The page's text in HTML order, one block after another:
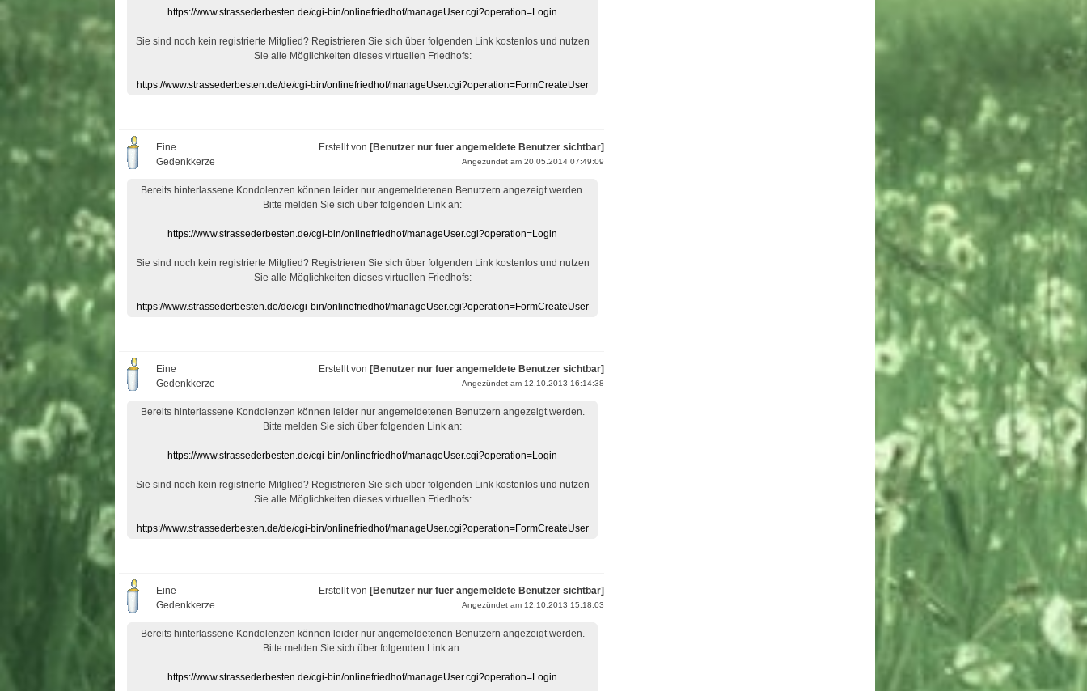
https://www.strassederbesten.de/cgi-bin/onlinefriedhof/manageUser.cgi?operation=Login
Sie sind noch kein registrierte Mitglied? Registrieren Sie sich über folgenden Link kostenlos und nutzen
Sie alle Möglichkeiten dieses virtuellen Friedhofs:
https://www.strassederbesten.de/de/cgi-bin/onlinefriedhof/manageUser.cgi?operation=FormCreateUser
Eine
Gedenkkerze
Erstellt von [Benutzer nur fuer angemeldete Benutzer sichtbar]
Angezündet am 20.05.2014 07:49:09
Bereits hinterlassene Kondolenzen können leider nur angemeldetenen Benutzern angezeigt werden.
Bitte melden Sie sich über folgenden Link an:
https://www.strassederbesten.de/cgi-bin/onlinefriedhof/manageUser.cgi?operation=Login
Sie sind noch kein registrierte Mitglied? Registrieren Sie sich über folgenden Link kostenlos und nutzen
Sie alle Möglichkeiten dieses virtuellen Friedhofs:
https://www.strassederbesten.de/de/cgi-bin/onlinefriedhof/manageUser.cgi?operation=FormCreateUser
Eine
Gedenkkerze
Erstellt von [Benutzer nur fuer angemeldete Benutzer sichtbar]
Angezündet am 12.10.2013 16:14:38
Bereits hinterlassene Kondolenzen können leider nur angemeldetenen Benutzern angezeigt werden.
Bitte melden Sie sich über folgenden Link an:
https://www.strassederbesten.de/cgi-bin/onlinefriedhof/manageUser.cgi?operation=Login
Sie sind noch kein registrierte Mitglied? Registrieren Sie sich über folgenden Link kostenlos und nutzen
Sie alle Möglichkeiten dieses virtuellen Friedhofs:
https://www.strassederbesten.de/de/cgi-bin/onlinefriedhof/manageUser.cgi?operation=FormCreateUser
Eine
Gedenkkerze
Erstellt von [Benutzer nur fuer angemeldete Benutzer sichtbar]
Angezündet am 12.10.2013 15:18:03
Bereits hinterlassene Kondolenzen können leider nur angemeldetenen Benutzern angezeigt werden.
Bitte melden Sie sich über folgenden Link an:
https://www.strassederbesten.de/cgi-bin/onlinefriedhof/manageUser.cgi?operation=Login